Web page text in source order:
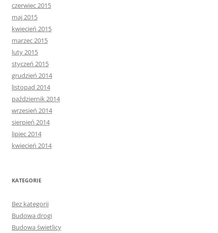
czerwiec 2015
maj 2015
kwiecień 2015
marzec 2015
luty 2015
styczeń 2015
grudzień 2014
listopad 2014
październik 2014
wrzesień 2014
sierpień 2014
lipiec 2014
kwiecień 2014
KATEGORIE
Bez kategorii
Budowa drogi
Budowa świetlicy